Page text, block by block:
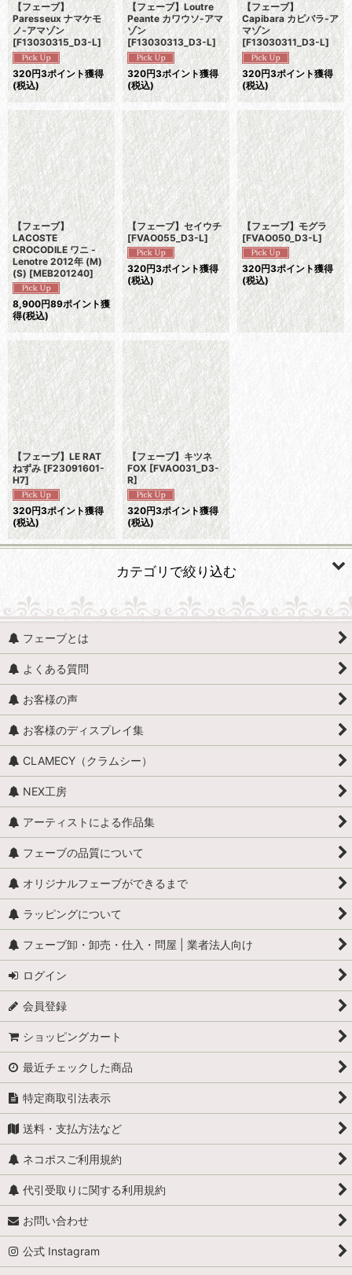
【フェーブ】
Paresseux ナマケモ
ノ-アマゾン
[F13030315_D3-L]
320円3ポイント獲得
(税込)
【フェーブ】Loutre
Peante カワウソ-アマ
ゾン
[F13030313_D3-L]
320円3ポイント獲得
(税込)
【フェーブ】
Capibara カピバラ-ア
マゾン
[F13030311_D3-L]
320円3ポイント獲得
(税込)
【フェーブ】
LACOSTE
CROCODILE ワニ -
Lenotre 2012年 (M)
(S) [MEB201240]
8,900円89ポイント獲
得(税込)
【フェーブ】セイウチ
[FVAO055_D3-L]
320円3ポイント獲得
(税込)
【フェーブ】モグラ
[FVAO050_D3-L]
320円3ポイント獲得
(税込)
【フェーブ】LE RAT
ねずみ [F23091601-
H7]
320円3ポイント獲得
(税込)
【フェーブ】キツネ
FOX [FVAO031_D3-
R]
320円3ポイント獲得
(税込)
カテゴリで絞り込む
動物 (すべての商品を表示)
魚、イルカ、くじら、サメ
馬（うま）
牛
昆虫・爬虫類・両生類
カエル
全般（ぞう、ねずみ 等）
ふくろう
カメ
トラ・ライオン・猛獣
ペンギン
犬
猫
くま
猿(サル）・ゴリラ・オラウータン
鳥
フェーブとは
よくある質問
お客様の声
お客様のディスプレイ集
CLAMECY（クラムシー）
NEX工房
アーティストによる作品集
フェーブの品質について
オリジナルフェーブができるまで
ラッピングについて
フェーブ卸・卸売・仕入・問屋 | 業者法人向け
ログイン
会員登録
ショッピングカート
最近チェックした商品
特定商取引法表示
送料・支払方法など
ネコポスご利用規約
代引受取りに関する利用規約
お問い合わせ
公式 Instagram